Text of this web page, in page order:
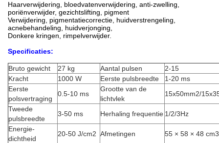
Haarverwijdering, bloedvatenverwijdering, anti-zwelling,
poriënverwijder, gezichtslifting, pigment
Verwijdering, pigmentatiecorrectie, huidverstrengeling,
acnebehandeling, huidverjonging,
Donkere kringen, rimpelverwijder.
Specificaties:
Bruto gewicht 27 kg Aantal pulsen
2-15
Kracht
1000 W Eerste pulsbreedte
1-20 ms
Eerste
polsvertraging
0.5-10 ms
Grootte van de
lichtvlek
15x50mm2/
Tweede
pulsbreedte
3-50 ms Herhaling frequentie 1/2/3Hz
Energie-
dichtheid
20-50 J/cm2 Afmetingen
55 × 58 × 48 cm3